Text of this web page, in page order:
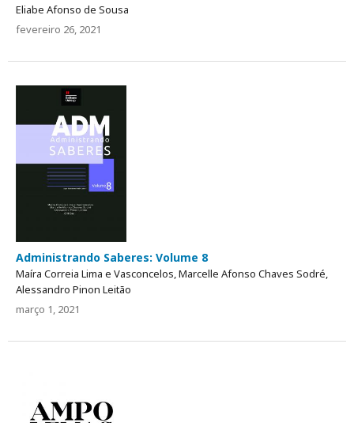
Eliabe Afonso de Sousa
fevereiro 26, 2021
Administrando Saberes: Volume 8
Maíra Correia Lima e Vasconcelos, Marcelle Afonso Chaves Sodré,
Alessandro Pinon Leitão
março 1, 2021